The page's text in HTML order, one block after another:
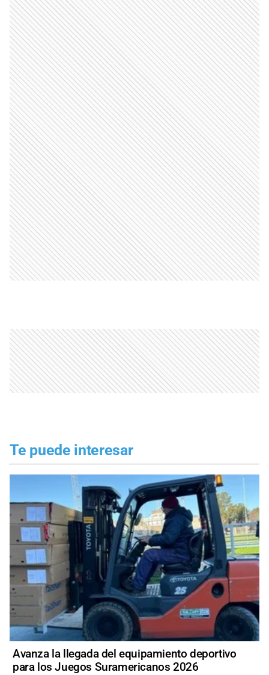
Te puede interesar
Avanza la llegada del equipamiento deportivo
para los Juegos Suramericanos 2026